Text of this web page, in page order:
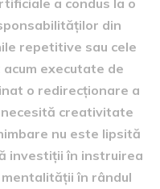
din
repetitive sau cele
executate de
o redirecționare a
creativitate
nu este lipsită
investiții în instruirea
în rândul